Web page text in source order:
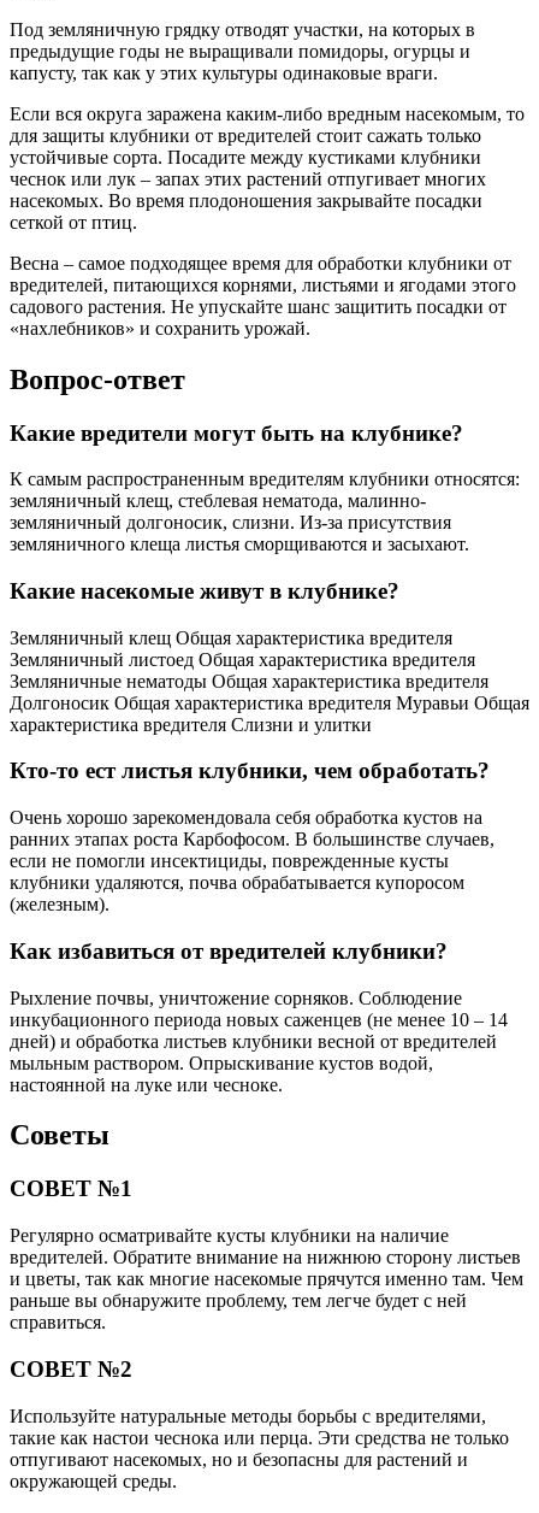
Под земляничную грядку отводят участки, на которых в
предыдущие годы не выращивали помидоры, огурцы и
капусту, так как у этих культуры одинаковые враги.
Если вся округа заражена каким-либо вредным насекомым, то
для защиты клубники от вредителей стоит сажать только
устойчивые сорта. Посадите между кустиками клубники
чеснок или лук – запах этих растений отпугивает многих
насекомых. Во время плодоношения закрывайте посадки
сеткой от птиц.
Весна – самое подходящее время для обработки клубники от
вредителей, питающихся корнями, листьями и ягодами этого
садового растения. Не упускайте шанс защитить посадки от
«нахлебников» и сохранить урожай.
Вопрос-ответ
Какие вредители могут быть на клубнике?
К самым распространенным вредителям клубники относятся:
земляничный клещ, стеблевая нематода, малинно-
земляничный долгоносик, слизни. Из-за присутствия
земляничного клеща листья сморщиваются и засыхают.
Какие насекомые живут в клубнике?
Земляничный клещ Общая характеристика вредителя
Земляничный листоед Общая характеристика вредителя
Земляничные нематоды Общая характеристика вредителя
Долгоносик Общая характеристика вредителя Муравьи Общая
характеристика вредителя Слизни и улитки
Кто-то ест листья клубники, чем обработать?
Очень хорошо зарекомендовала себя обработка кустов на
ранних этапах роста Карбофосом. В большинстве случаев,
если не помогли инсектициды, поврежденные кусты
клубники удаляются, почва обрабатывается купоросом
(железным).
Как избавиться от вредителей клубники?
Рыхление почвы, уничтожение сорняков. Соблюдение
инкубационного периода новых саженцев (не менее 10 – 14
дней) и обработка листьев клубники весной от вредителей
мыльным раствором. Опрыскивание кустов водой,
настоянной на луке или чесноке.
Советы
СОВЕТ №1
Регулярно осматривайте кусты клубники на наличие
вредителей. Обратите внимание на нижнюю сторону листьев
и цветы, так как многие насекомые прячутся именно там. Чем
раньше вы обнаружите проблему, тем легче будет с ней
справиться.
СОВЕТ №2
Используйте натуральные методы борьбы с вредителями,
такие как настои чеснока или перца. Эти средства не только
отпугивают насекомых, но и безопасны для растений и
окружающей среды.